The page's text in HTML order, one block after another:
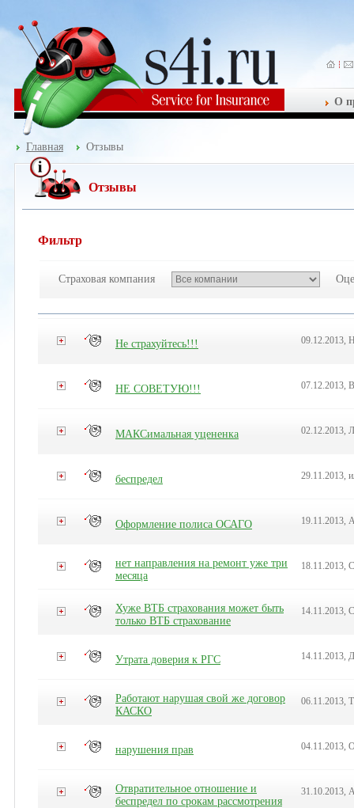
О
Главная Отзывы
Отзывы
Фильтр
Страховая компания
Не страхуйтесь!!! 09.12.2013,
НЕ СОВЕТУЮ!!! 07.12.2013,
МАКСимальная уцененка 02.12.2013,
беспредел 29.11.2013,
Оформление полиса ОСАГО 19.11.2013,
нет направления на ремонт уже три
месяца
18.11.2013,
Хуже ВТБ страхования может быть
только ВТБ страхование
14.11.2013,
Утрата доверия к РГС 14.11.2013,
Работают нарушая свой же договор
КАСКО
06.11.2013,
нарушения прав 04.11.2013,
Отвратительное отношение и
беспредел по срокам рассмотрения
31.10.2013,